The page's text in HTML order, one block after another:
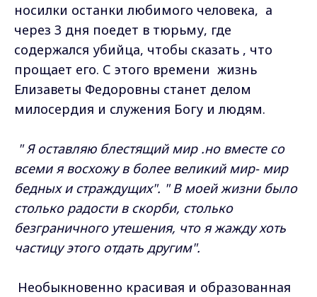
носилки останки любимого человека, а
через 3 дня поедет в тюрьму, где
содержался убийца, чтобы сказать , что
прощает его. С этого времени жизнь
Елизаветы Федоровны станет делом
милосердия и служения Богу и людям.
" Я оставляю блестящий мир .но вместе со
всеми я восхожу в более великий мир- мир
бедных и страждущих". " В моей жизни было
столько радости в скорби, столько
безграничного утешения, что я жажду хоть
частицу этого отдать другим".
Необыкновенно красивая и образованная